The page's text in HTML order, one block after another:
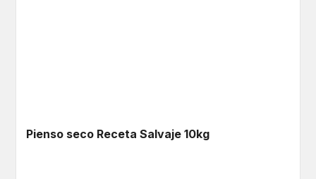
Pienso seco Receta Salvaje 10kg